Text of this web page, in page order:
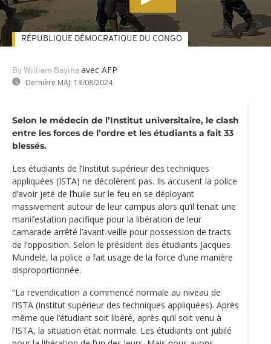
By William Bayiha avec AFP
Dernière MAJ: 13/08/2024
RÉPUBLIQUE DÉMOCRATIQUE DU CONGO
Selon le médecin de l’Institut universitaire, le clash
entre les forces de l’ordre et les étudiants a fait 33
blessés.
Les étudiants de l’Institut supérieur des techniques
appliquées (ISTA) ne décolèrent pas. Ils accusent la police
d’avoir jeté de l’huile sur le feu en se déployant
massivement autour de leur campus alors qu’il tenait une
manifestation pacifique pour la libération de leur
camarade arrêté l’avant-veille pour possession de tracts
de l’opposition. Selon le président des étudiants Jacques
Mundele, la police a fait usage de la force d’une manière
disproportionnée.
“La revendication a commencé normale au niveau de
l’ISTA (Institut supérieur des techniques appliquées). Après
même que l‘étudiant soit libéré, après qu’il soit venu à
l’ISTA, la situation était normale. Les étudiants ont jubilé